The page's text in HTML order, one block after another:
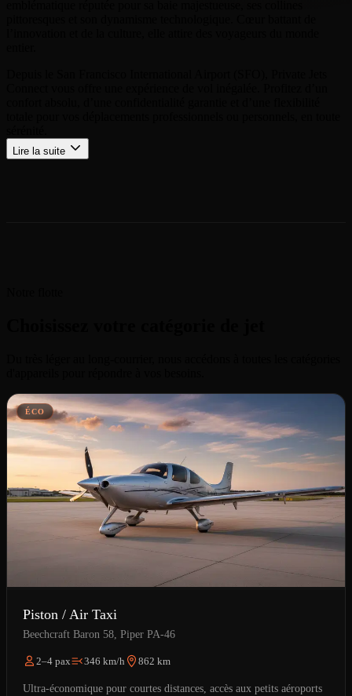
Lire la suite
ÉCO
Piston / Air Taxi
Beechcraft Baron 58, Piper PA-46
2–4 pax 346 km/h 862 km
Ultra-économique pour courtes distances, accès aux petits aéroports